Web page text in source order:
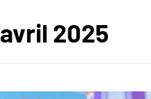
avril 2025